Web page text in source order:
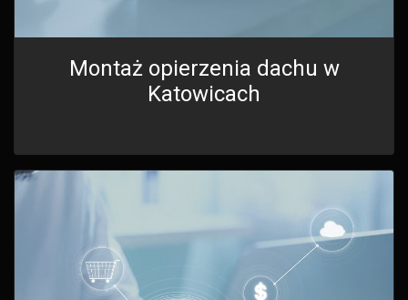
Montaż opierzenia dachu w
Katowicach